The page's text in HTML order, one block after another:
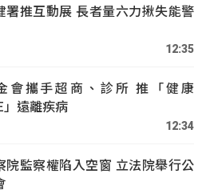
署推互動展 長者量六力揪失能警
12:35
會攜手超商、診所 推「健康
」遠離疾病
12:34
院監察權陷入空窗 立法院舉行公